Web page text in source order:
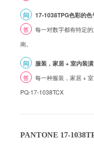
问 17-1038TPG色彩的色
答
每一对数字都有特定
南。
问 服装，家居 + 室内装
答
每一种服装，家居 +
PQ-17-1038TCX
PANTONE 17-